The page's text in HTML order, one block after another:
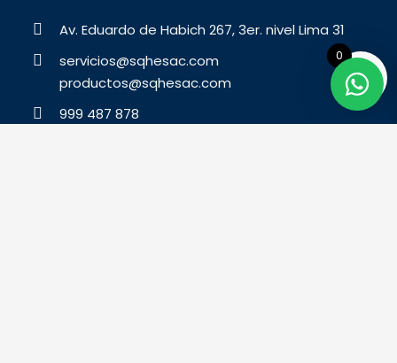
Av. Eduardo de Habich 267, 3er. nivel Lima 31
servicios@sqhesac.com
productos@sqhesac.com
999 487 878
0